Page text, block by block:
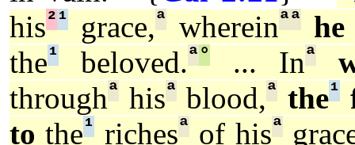
his²¹ grace,ª whereinªª he
the¹ beloved.ª° ... Inª
throughª hisª blood,ª the¹
to the¹ richesª of hisª